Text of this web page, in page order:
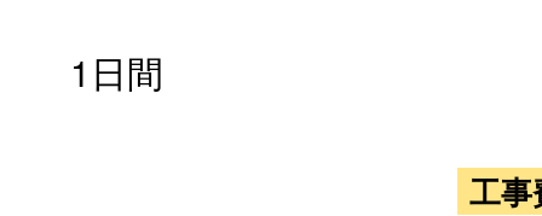
1日間
工事